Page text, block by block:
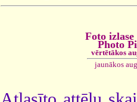
Foto izlase
Photo
vērtētākos
jaunākos